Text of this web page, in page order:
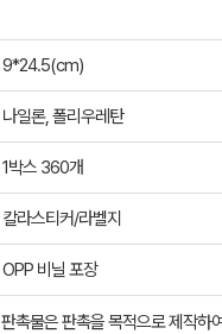
9*24.5(cm)
나일론, 폴리우레탄
1박스 360개
칼라스티커/라벨지
OPP 비닐 포장
판촉물은 판촉을 목적으로 제작하